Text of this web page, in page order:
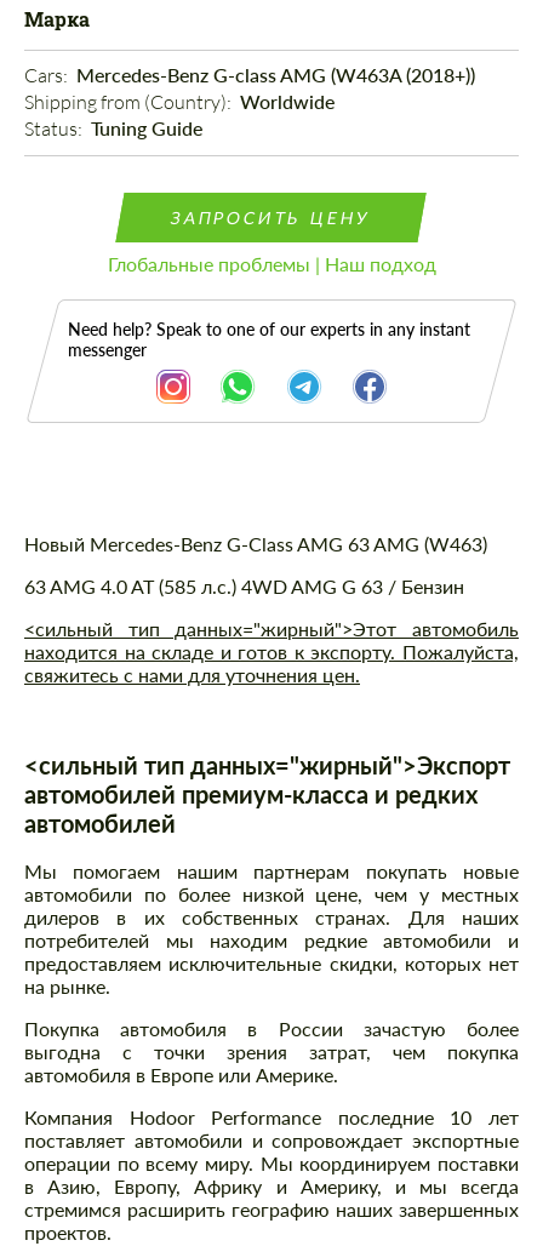
Марка
Cars: Mercedes-Benz G-class AMG (W463A (2018+))
Shipping from (Country): Worldwide
Status: Tuning Guide
ЗАПРОСИТЬ ЦЕНУ
Глобальные проблемы | Наш подход
Need help? Speak to one of our experts in any instant
messenger
Описание
Новый Mercedes-Benz G-Class AMG 63 AMG (W463)
63 AMG 4.0 AT (585 л.с.) 4WD AMG G 63 / Бензин
<сильный тип данных="жирный">Этот автомобиль
находится на складе и готов к экспорту. Пожалуйста,
свяжитесь с нами для уточнения цен.
<сильный тип данных="жирный">Экспорт
автомобилей премиум-класса и редких
автомобилей
Мы помогаем нашим партнерам покупать новые
автомобили по более низкой цене, чем у местных
дилеров в их собственных странах. Для наших
потребителей мы находим редкие автомобили и
предоставляем исключительные скидки, которых нет
на рынке.
Покупка автомобиля в России зачастую более
выгодна с точки зрения затрат, чем покупка
автомобиля в Европе или Америке.
Компания Hodoor Performance последние 10 лет
поставляет автомобили и сопровождает экспортные
операции по всему миру. Мы координируем поставки
в Азию, Европу, Африку и Америку, и мы всегда
стремимся расширить географию наших завершенных
проектов.